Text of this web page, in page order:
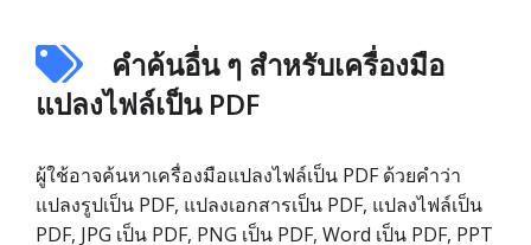
คำค้นอื่น ๆ สำหรับเครื่องมือ
แปลงไฟล์เป็น PDF
ผู้ใช้อาจค้นหาเครื่องมือแปลงไฟล์เป็น PDF ด้วยคำว่า
แปลงรูปเป็น PDF, แปลงเอกสารเป็น PDF, แปลงไฟล์เป็น
PDF, JPG เป็น PDF, PNG เป็น PDF, Word เป็น PDF, PPT